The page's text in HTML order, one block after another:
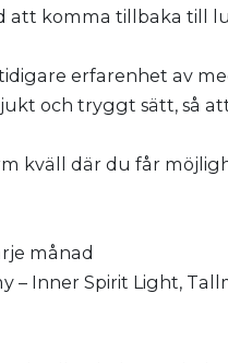
att komma tillbaka till
erfarenhet av
och tryggt sätt, så
kväll där du får
månad
– Inner Spirit Light,